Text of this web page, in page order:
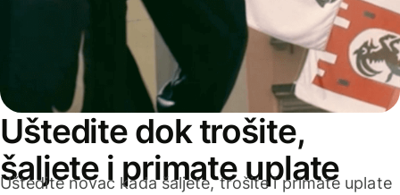
Uštedite dok trošite,
šaljete i primate uplate
Uštedite novac kada šaljete, trošite i primate uplate